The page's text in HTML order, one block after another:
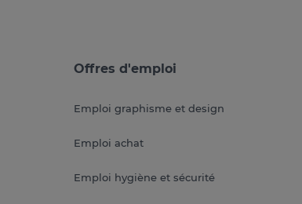
Offres d'emploi
Emploi graphisme et design
Emploi achat
Emploi hygiène et sécurité